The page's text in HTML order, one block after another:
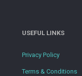
USEFUL LINKS
Privacy Policy
Terms & Conditions